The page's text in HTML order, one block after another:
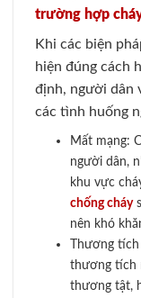
trường hợp
Khi các biện
hiện đúng cách
định, người dân
các tình huống
Mất mạng:
người dân,
khu vực
chống cháy
nên khó
Thương tích
thương tích
thương tật,